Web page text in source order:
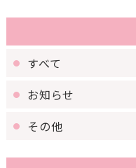
すべて
お知らせ
その他